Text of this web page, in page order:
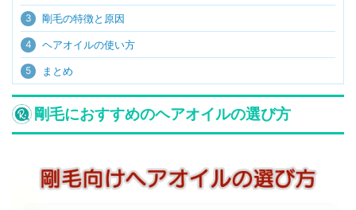
3 剛毛の特徴と原因
4 ヘアオイルの使い方
5 まとめ
剛毛におすすめのヘアオイルの選び方